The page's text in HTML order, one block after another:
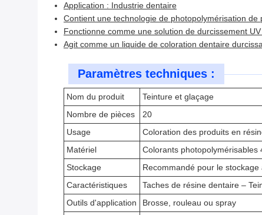
Application : Industrie dentaire
Contient une technologie de photopolymérisation
Fonctionne comme une solution de durcissement
Agit comme un liquide de coloration dentaire
Paramètres techniques :
Nom du produit
Teinture et glaçage
Nombre de pièces
20
Usage
Coloration des produits en
Matériel
Colorants photopolymérisables
Stockage
Recommandé pour le
Caractéristiques
Taches de résine dentaire –
Outils d'application
Brosse, rouleau ou spray